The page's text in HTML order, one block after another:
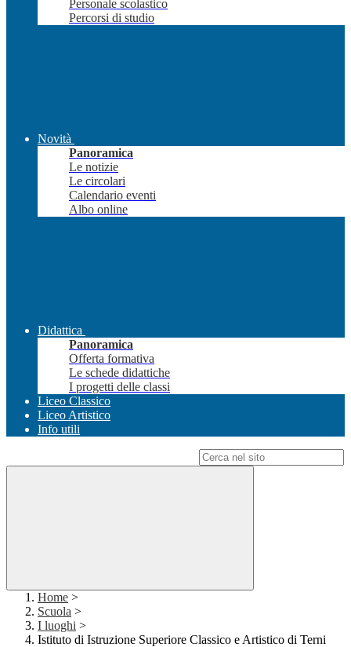
Personale scolastico
Percorsi di studio
Novità
Panoramica
Le notizie
Le circolari
Calendario eventi
Albo online
Didattica
Panoramica
Offerta formativa
Le schede didattiche
I progetti delle classi
Liceo Classico
Liceo Artistico
Info utili
Home >
Scuola >
I luoghi >
Istituto di Istruzione Superiore Classico e Artistico di Terni